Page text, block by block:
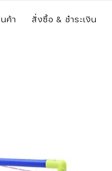
ค้า สั่งซื้อ & ชำระเงิน